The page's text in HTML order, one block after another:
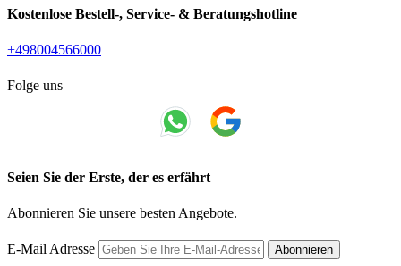
Kostenlose Bestell-, Service- & Beratungshotline
+498004566000
Folge uns
Seien Sie der Erste, der es erfährt
Abonnieren Sie unsere besten Angebote.
E-Mail Adresse Abonnieren